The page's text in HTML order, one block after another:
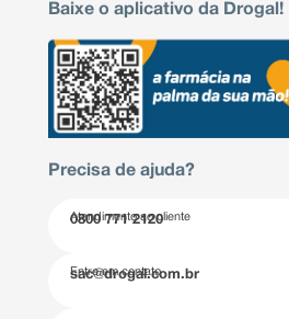
Baixe o aplicativo da Drogal!
Precisa de ajuda?
Atendimento ao cliente
0800 771 2120
Entre em contato
sac@drogal.com.br